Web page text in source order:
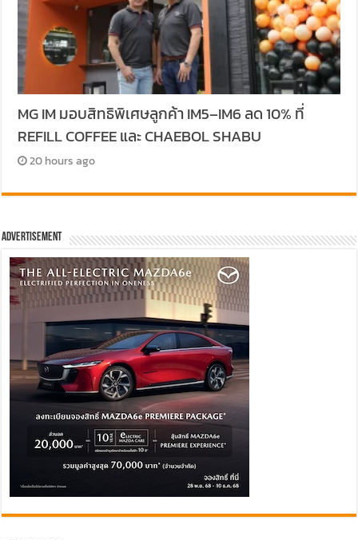
MG IM มอบสิทธิพิเศษลูกค้า IM5–IM6 ลด 10% ที่
REFILL COFFEE และ CHAEBOL SHABU
20 hours ago
Advertisement